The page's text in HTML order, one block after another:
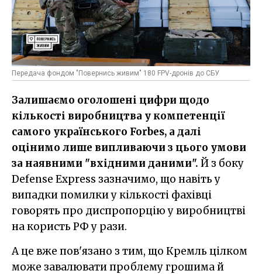
Передача фондом "Повернись живим" 180 FPV-дронів до СБУ
Залишаємо оголошені цифри щодо
кількості виробництва у компетенції
самого українського Forbes, а далі
оцінимо лише випливаючи з цього умови
за наявними "вхідними даними". Й з боку
Defense Express зазначимо, що навіть у
випадки помилки у кількості фахівці
говорять про диспропорцію у виробництві
на користь РФ у рази.
А це вже пов'язано з тим, що Кремль цілком
може завалювати проблему грошима й